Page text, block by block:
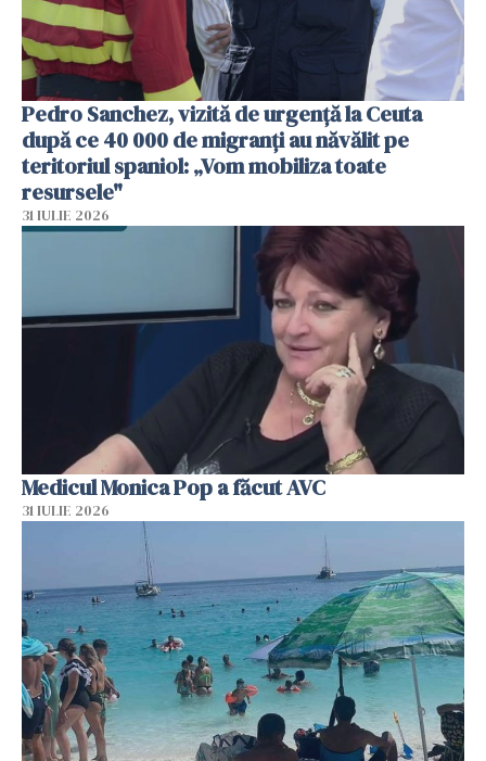
Pedro Sanchez, vizită de urgență la Ceuta
după ce 40 000 de migranți au năvălit pe
teritoriul spaniol: „Vom mobiliza toate
resursele"
31 IULIE 2026
Medicul Monica Pop a făcut AVC
31 IULIE 2026